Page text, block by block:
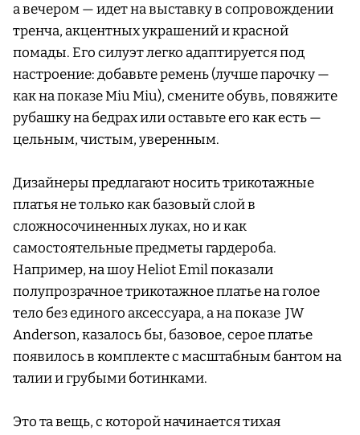
а вечером — идет на выставку в сопровождении
тренча, акцентных украшений и красной
помады. Его силуэт легко адаптируется под
настроение: добавьте ремень (лучше парочку —
как на показе Miu Miu), смените обувь, повяжите
рубашку на бедрах или оставьте его как есть —
цельным, чистым, уверенным.
Дизайнеры предлагают носить трикотажные
платья не только как базовый слой в
сложносочиненных луках, но и как
самостоятельные предметы гардероба.
Например, на шоу Heliot Emil показали
полупрозрачное трикотажное платье на голое
тело без единого аксессуара, а на показе JW
Anderson, казалось бы, базовое, серое платье
появилось в комплекте с масштабным бантом на
талии и грубыми ботинками.
Это та вещь, с которой начинается тихая